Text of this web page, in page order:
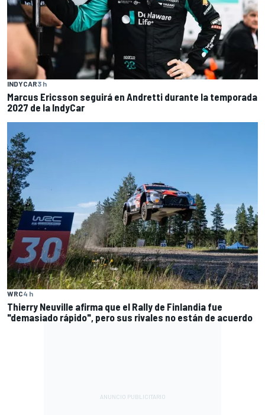
INDYCAR3 h
Marcus Ericsson seguirá en Andretti durante la temporada
2027 de la IndyCar
WRC4 h
Thierry Neuville afirma que el Rally de Finlandia fue
"demasiado rápido", pero sus rivales no están de acuerdo